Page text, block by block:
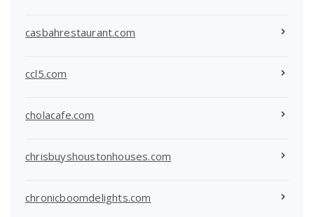
casbahrestaurant.com
ccl5.com
cholacafe.com
chrisbuyshoustonhouses.com
chronicboomdelights.com